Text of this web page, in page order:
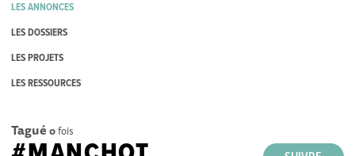
LES ANNONCES
LES DOSSIERS
LES PROJETS
LES RESSOURCES
Tagué 0fois